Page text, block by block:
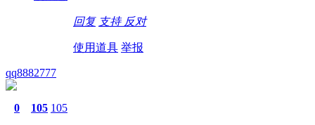
回复 支持 反对
使用道具 举报
qq8882777
0 105 105